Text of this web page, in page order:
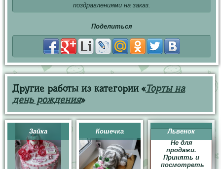
поздравлениями на заказ.
Поделиться
Другие работы из категории «Торты на
день рождения»
Зайка Кошечка
Львенок
Не для
продажи.
Принять и
посмотреть